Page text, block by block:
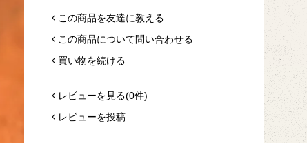
この商品を友達に教える
この商品について問い合わせる
買い物を続ける
レビューを見る(0件)
レビューを投稿